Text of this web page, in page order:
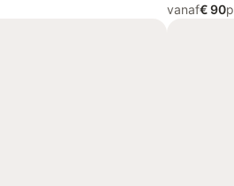
vanaf€ 90